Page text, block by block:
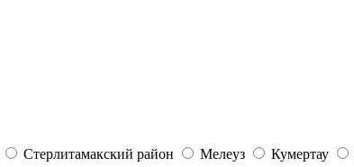
Стерлитамакский район Мелеуз Кумертау